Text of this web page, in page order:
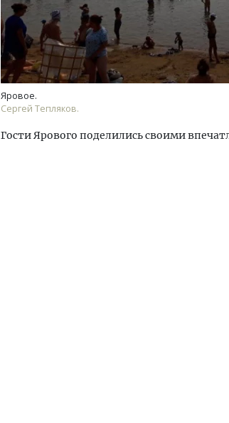
Яровое.
Сергей Тепляков.
Гости Ярового поделились своими